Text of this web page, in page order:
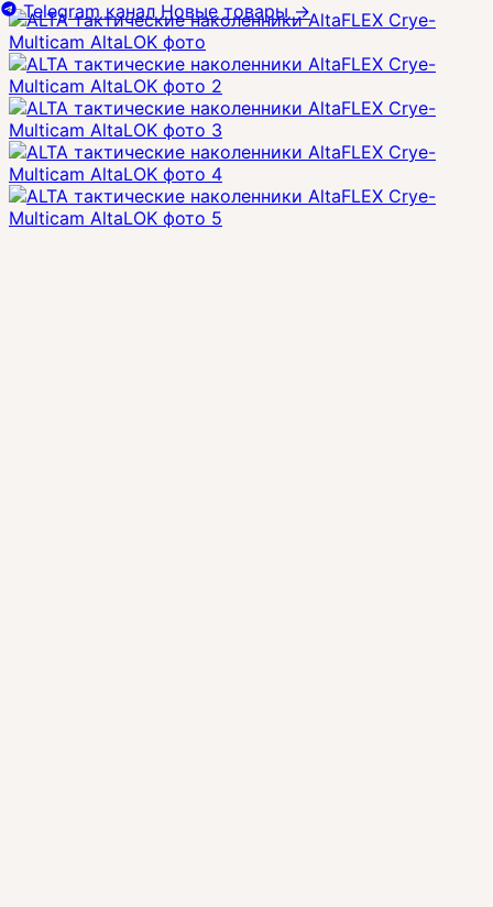
Telegram канал Новые товары→